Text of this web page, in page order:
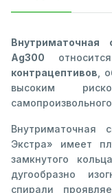
Внутриматочная
Ag300
контрацептивов ,
высоким
Внутриматочная
Экстра» имеет
замкнутого
дугообразно
спирали